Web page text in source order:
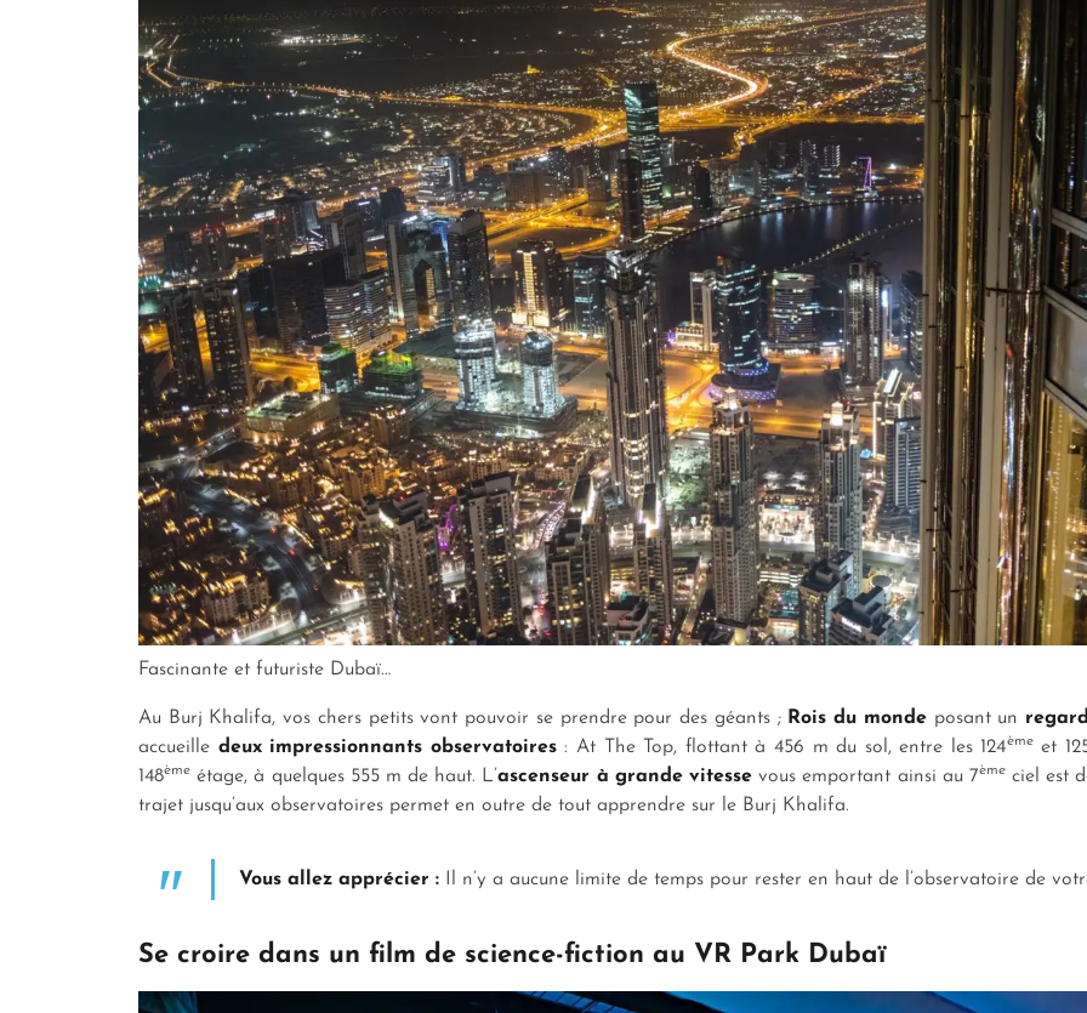
Fascinante et futuriste Dubaï…
Au Burj Khalifa, vos chers petits vont pouvoir se prendre pour des géants ; Rois du mondeposant un
accueille deux impressionnants observatoires: At The Top, flottant à 456 m du sol, entre les 124èmeet
148ème étage, à quelques 555 m de haut. L’ascenseur à grande vitessevous emportant ainsi au 7èmeciel est
trajet jusqu’aux observatoires permet en outre de tout apprendre sur le Burj Khalifa.
Vous allez apprécier : Il n’y a aucune limite de temps pour rester en haut de l’observatoire de
Se croire dans un film de science-fiction au VR Park Dubaï